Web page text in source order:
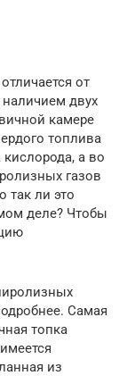
от
двух
камере
топлива
а во
газов
так ли это
деле? Чтобы
Самая
топка
из